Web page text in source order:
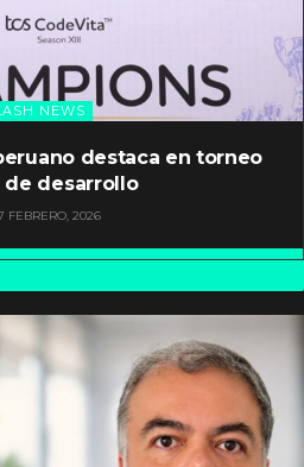
NEWS
destaca en torneo
de desarrollo
FEBRERO, 2026